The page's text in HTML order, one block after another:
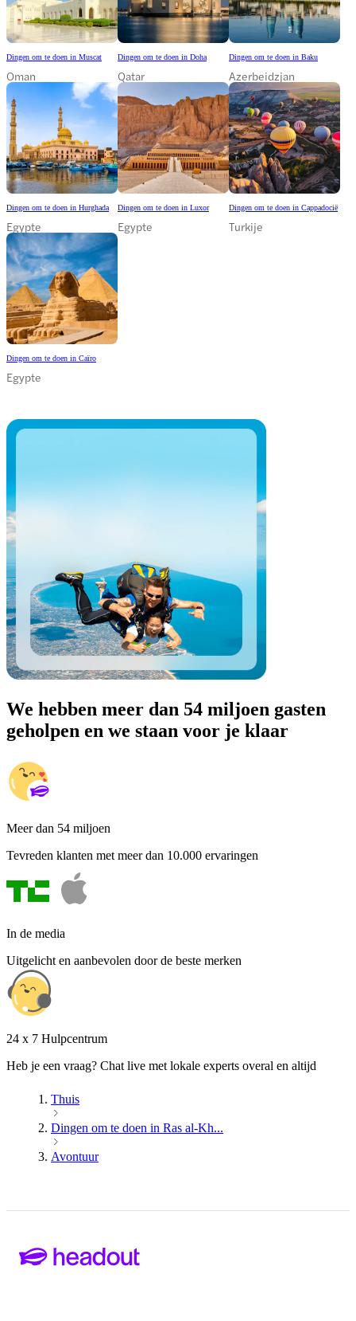
Dingen om te doen in Muscat
Oman
Dingen om te doen in Doha
Qatar
Dingen om te doen in Baku
Azerbeidzjan
Dingen om te doen in Hurghada
Egypte
Dingen om te doen in Luxor
Egypte
Dingen om te doen in Cappadocië
Turkije
Dingen om te doen in Caïro
Egypte
We hebben meer dan 54 miljoen gasten
geholpen en we staan voor je klaar
Meer dan 54 miljoen
Tevreden klanten met meer dan 10.000 ervaringen
In de media
Uitgelicht en aanbevolen door de beste merken
24 x 7 Hulpcentrum
Heb je een vraag? Chat live met lokale experts overal en altijd
Thuis
Dingen om te doen in Ras al-Kh...
Avontuur